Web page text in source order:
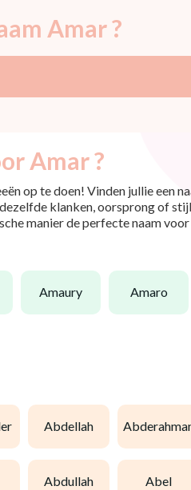
Amar ?
Amar ?
op te doen! Vinden jullie een
klanken, oorsprong of
manier de perfecte naam
amaury amaro
abdellah
abdullah abel